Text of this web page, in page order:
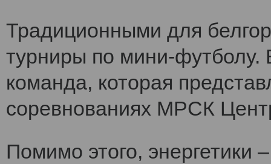
Традиционными для
турниры по мини-футболу.
команда, которая
соревнованиях МРСК
Помимо этого, энергетики